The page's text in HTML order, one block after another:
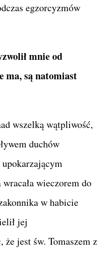
egzorcyzmów
mnie od
ma, są natomiast
wszelką wątpliwość,
duchów
wieczorem do
w habicie
jej
że jest św. Tomaszem z